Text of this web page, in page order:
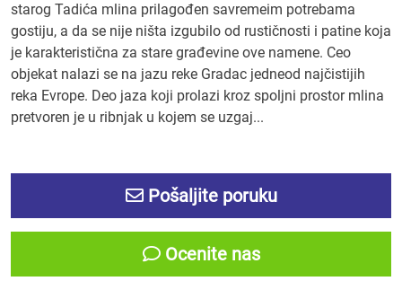
starog Tadića mlina prilagođen savremeim potrebama
gostiju, a da se nije ništa izgubilo od rustičnosti i patine koja
je karakteristična za stare građevine ove namene. Ceo
objekat nalazi se na jazu reke Gradac jedneod najčistijih
reka Evrope. Deo jaza koji prolazi kroz spoljni prostor mlina
pretvoren je u ribnjak u kojem se uzgaj...
Pošaljite poruku
Ocenite nas